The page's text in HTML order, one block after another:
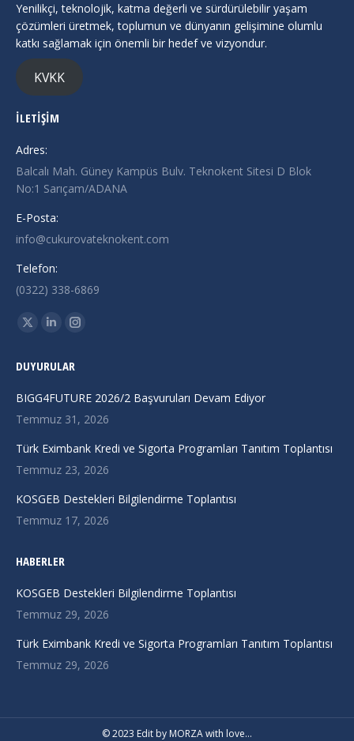
Yenilikçi, teknolojik, katma değerli ve sürdürülebilir yaşam
çözümleri üretmek, toplumun ve dünyanın gelişimine olumlu
katkı sağlamak için önemli bir hedef ve vizyondur.
KVKK
İLETİŞİM
Adres:
Balcalı Mah. Güney Kampüs Bulv. Teknokent Sitesi D Blok
No:1 Sarıçam/ADANA
E-Posta:
info@cukurovateknokent.com
Telefon:
(0322) 338-6869
Find us on:
X
opens
in
Linkedin
opens
in
new
Instagram
opens
in
new
DUYURULAR
BIGG4FUTURE 2026/2 Başvuruları Devam Ediyor
Temmuz 31, 2026
Türk Eximbank Kredi ve Sigorta Programları Tanıtım Toplantısı
Temmuz 23, 2026
KOSGEB Destekleri Bilgilendirme Toplantısı
Temmuz 17, 2026
HABERLER
KOSGEB Destekleri Bilgilendirme Toplantısı
Temmuz 29, 2026
Türk Eximbank Kredi ve Sigorta Programları Tanıtım Toplantısı
Temmuz 29, 2026
© 2023 Edit by MORZAwith love…